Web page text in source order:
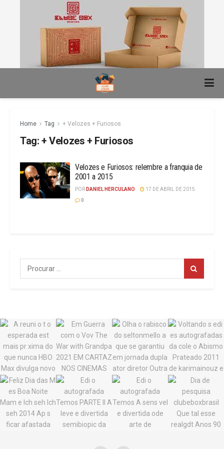
Home Tag + Velozes + Furiosos
Tag: + Velozes + Furiosos
Velozes e Furiosos: relembre a franquia de
2001 a 2015
POR DANIEL HERCULANO
17 DE ABRIL DE 2015
0